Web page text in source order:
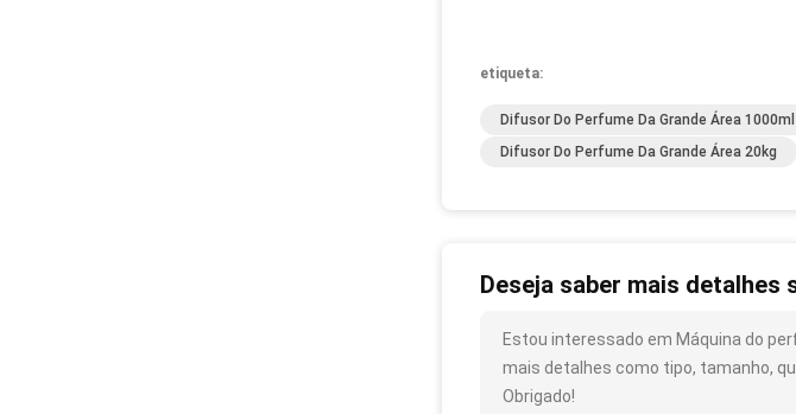
etiqueta:
Difusor Do Perfume Da Grande Área 1000ml
Difusor Do Perfume Da Grande Área 20kg
Deseja saber mais detalhes
Estou interessado em Máquina do
mais detalhes como tipo, tamanho,
Obrigado!